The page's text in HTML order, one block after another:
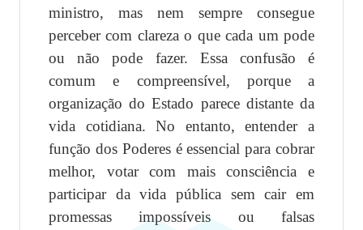
ministro, mas nem sempre consegue
perceber com clareza o que cada um pode
ou não pode fazer. Essa confusão é
comum e compreensível, porque a
organização do Estado parece distante da
vida cotidiana. No entanto, entender a
função dos Poderes é essencial para cobrar
melhor, votar com mais consciência e
participar da vida pública sem cair em
promessas impossíveis ou falsas